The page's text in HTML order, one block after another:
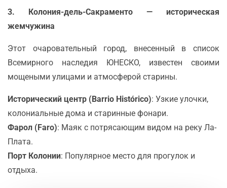
3. Колония-дель-Сакраменто — историческая
жемчужина
Этот очаровательный город, внесенный в список
Всемирного наследия ЮНЕСКО, известен своими
мощеными улицами и атмосферой старины.
Исторический центр (Barrio Histórico): Узкие улочки,
колониальные дома и старинные фонари.
Фарол (Faro): Маяк с потрясающим видом на реку Ла-
Плата.
Порт Колонии: Популярное место для прогулок и
отдыха.